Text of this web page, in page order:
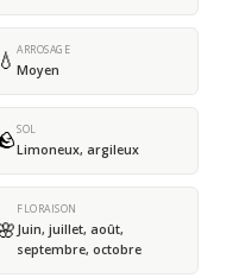
💧 ARROSAGE
Moyen
SOL
Limoneux, argileux
FLORAISON
Juin, juillet, août,
septembre, octobre